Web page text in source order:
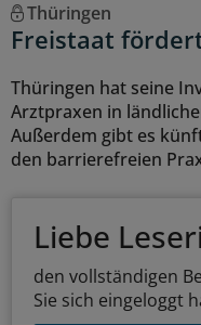
Thüringen
Freistaat
Thüringen hat seine
Arztpraxen in
Außerdem gibt es
den barrierefreien
Liebe
den vollständigen
Sie sich eingeloggt